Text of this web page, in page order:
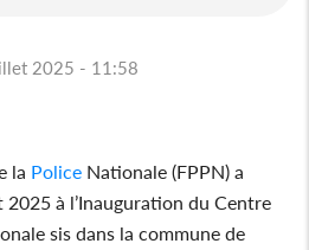
2025 - 11:58
la Police Nationale (FPPN) a
à l’Inauguration du Centre
sis dans la commune de